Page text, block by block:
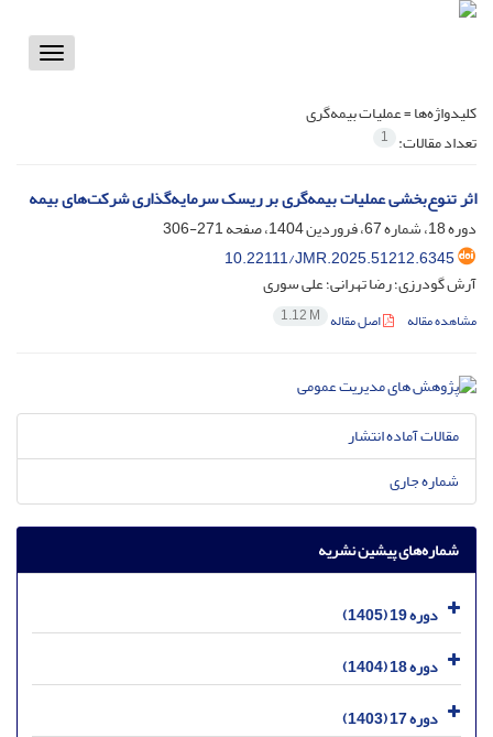
Toggle
کلیدواژه‌ها =عملیات بیمه‌گری
تعداد مقالات: 1
اثر تنوع‌بخشی عملیات بیمه‌گری بر ریسک‌ سرمایه‌گذاری شرکت‌های بیمه
دوره 18، شماره 67، فروردین 1404، صفحه
271-306
10.22111/JMR.2025.51212.6345
آرش گودرزی؛ رضا تهرانی؛ علی سوری
مشاهده مقاله اصل مقاله 1.12 M
مقالات آماده انتشار
شماره جاری
شماره‌های پیشین نشریه
دوره 19 (1405)
دوره 18 (1404)
دوره 17 (1403)